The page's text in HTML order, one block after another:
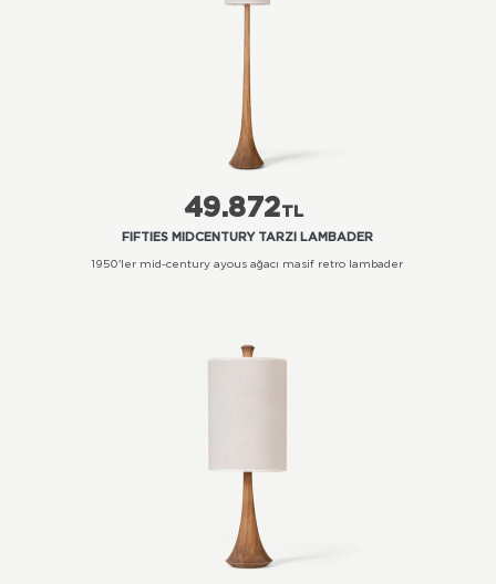
49.872TL
FIFTIES MIDCENTURY TARZI LAMBADER
1950'ler mid-century ayous ağacı masif retro lambader